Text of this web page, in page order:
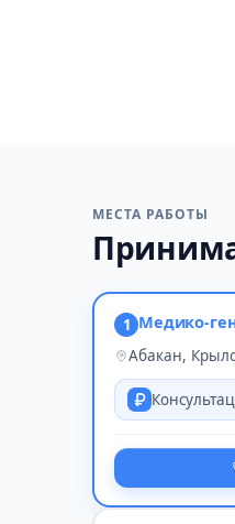
МЕСТА РАБОТЫ
1 Медико-
Абакан,